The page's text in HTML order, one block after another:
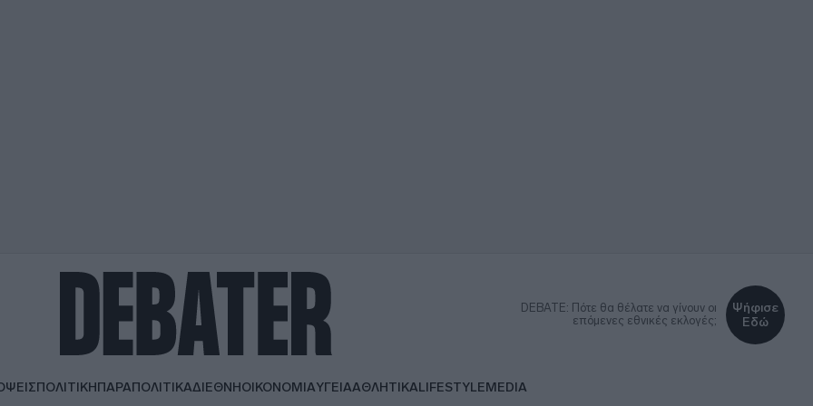
DEBATE: Πότε θα θέλατε να γίνουν οι
επόμενες εθνικές εκλογές;
Ψήφισε
Εδώ
ΠΟΛΙΤΙΚΗΠΑΡΑΠΟΛΙΤΙΚΑΔΙΕΘΝΗΟΙΚΟΝΟΜΙΑΥΓΕΙΑΑΘΛΗΤΙΚΑLIFESTYLEMEDIA